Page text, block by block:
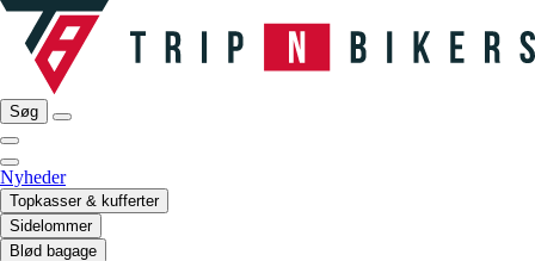
Søg
Nyheder
Topkasser & kufferter
Sidelommer
Blød bagage